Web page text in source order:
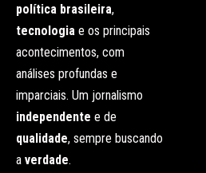
política brasileira,
tecnologia e os principais
acontecimentos, com
análises profundas e
imparciais. Um jornalismo
independente e de
qualidade, sempre buscando
a verdade.